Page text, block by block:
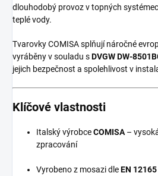
dlouhodobý provoz v topných
teplé vody.
Tvarovky COMISA splňují náročné
vyráběny v souladu sDVGW DW-
jejich bezpečnost a spolehlivost v
Klíčové vlastnosti
Italský výrobceCOMISA –
zpracování
Vyrobeno z mosazi dleEN